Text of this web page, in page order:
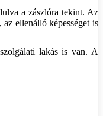
a zászlóra tekint. Az
ellenálló képességet is
lakás is van. A